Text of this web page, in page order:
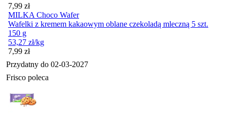
Cena
7,99 zł
MILKA Choco Wafer
Wafelki z kremem kakaowym oblane czekoladą mleczną 5 szt.
150 g
53,27 zł/kg
Cena
7,99 zł
Przydatny do 02-03-2027
Frisco poleca